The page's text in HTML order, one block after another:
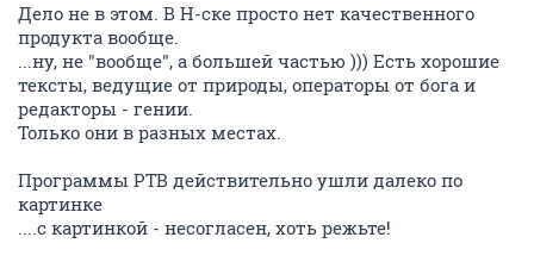
Дело не в этом. В Н-ске просто нет качественного
продукта вообще.
...ну, не "вообще", а большей частью ))) Есть хорошие
тексты, ведущие от природы, операторы от бога и
редакторы - гении.
Только они в разных местах.
Программы РТВ действительно ушли далеко по
картинке
....с картинкой - несогласен, хоть режьте!